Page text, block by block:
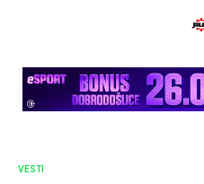
VESTI